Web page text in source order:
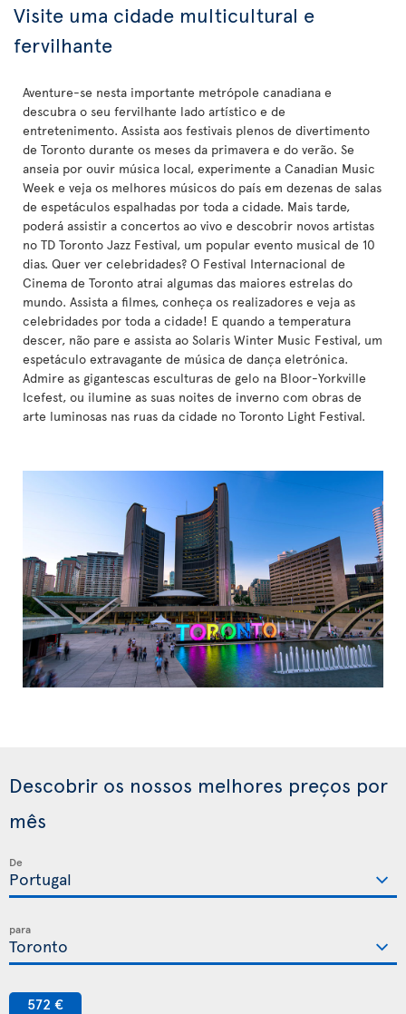
Visite uma cidade multicultural e
fervilhante
Aventure-se nesta importante metrópole canadiana e
descubra o seu fervilhante lado artístico e de
entretenimento. Assista aos festivais plenos de divertimento
de Toronto durante os meses da primavera e do verão. Se
anseia por ouvir música local, experimente a Canadian Music
Week e veja os melhores músicos do país em dezenas de salas
de espetáculos espalhadas por toda a cidade. Mais tarde,
poderá assistir a concertos ao vivo e descobrir novos artistas
no TD Toronto Jazz Festival, um popular evento musical de 10
dias. Quer ver celebridades? O Festival Internacional de
Cinema de Toronto atrai algumas das maiores estrelas do
mundo. Assista a filmes, conheça os realizadores e veja as
celebridades por toda a cidade! E quando a temperatura
descer, não pare e assista ao Solaris Winter Music Festival, um
espetáculo extravagante de música de dança eletrónica.
Admire as gigantescas esculturas de gelo na Bloor-Yorkville
Icefest, ou ilumine as suas noites de inverno com obras de
arte luminosas nas ruas da cidade no Toronto Light Festival.
Descobrir os nossos melhores preços por
mês
De
para
572 €